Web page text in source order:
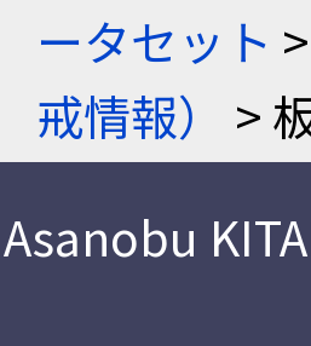
ータセット >
戒情報）
>
Asanobu